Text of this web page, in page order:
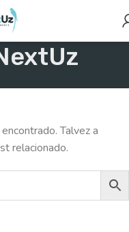
Talvez a
relacionado.